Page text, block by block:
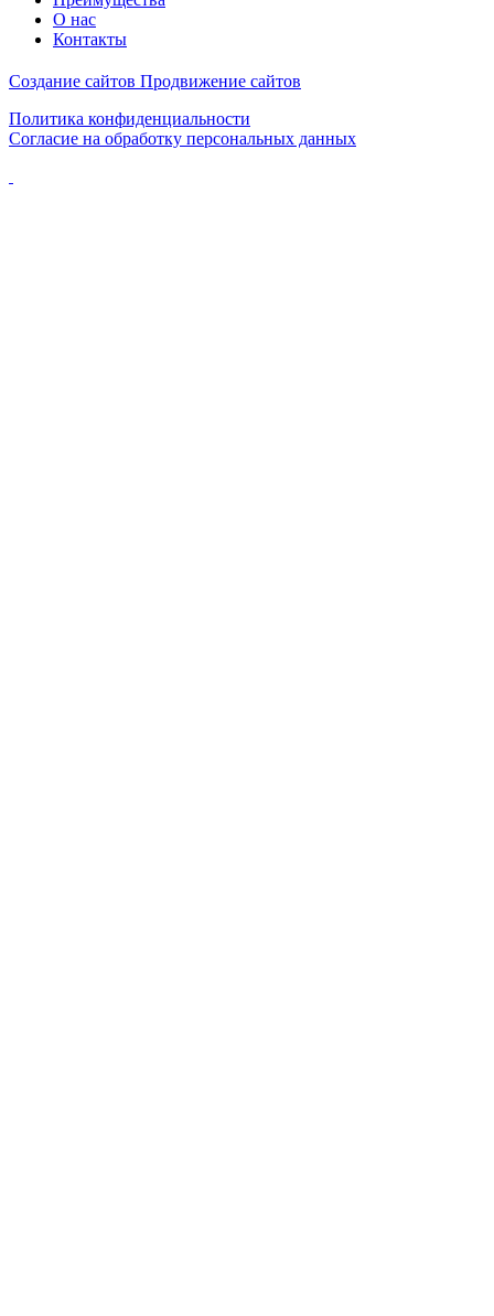
О нас
Контакты
Создание сайтов Продвижение сайтов
Политика конфиденциальности
Согласие на обработку персональных данных